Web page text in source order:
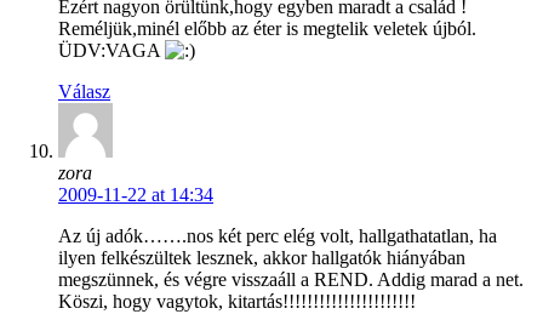
Ezért nagyon örültünk,hogy egyben maradt a család !
Reméljük,minél előbb az éter is megtelik veletek újból.
ÜDV:VAGA
Válasz
zora
2009-11-22 at 14:34
Az új adók…….nos két perc elég volt, hallgathatatlan, ha
ilyen felkészültek lesznek, akkor hallgatók hiányában
megszünnek, és végre visszaáll a REND. Addig marad a net.
Köszi, hogy vagytok, kitartás!!!!!!!!!!!!!!!!!!!!!!